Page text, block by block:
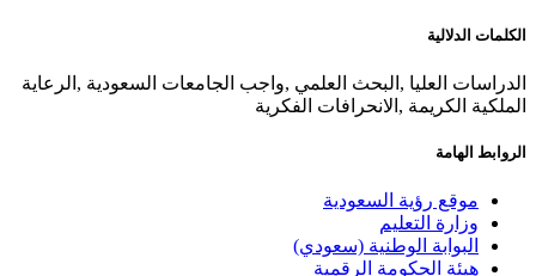
الكلمات الدلالية
الدراسات العليا ,البحث العلمي ,واجب الجامعات السعودية ,الرعاية
الملكية الكريمة ,الانحرافات الفكرية
الروابط الهامة
موقع رؤية السعودية
وزارة التعليم
البوابة الوطنية (سعودي)
هيئة الحكومة الرقمية